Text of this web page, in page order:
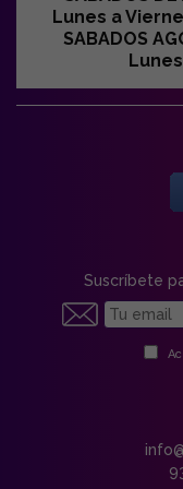
Lunes a
SABADOS
Suscríbete